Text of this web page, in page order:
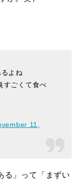
よね
すごくて食べ
11,
る」って「まずい